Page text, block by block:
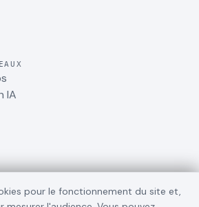
IA
pour le fonctionnement du site et,